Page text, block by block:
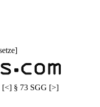
]
[<] § 73 SGG [>]